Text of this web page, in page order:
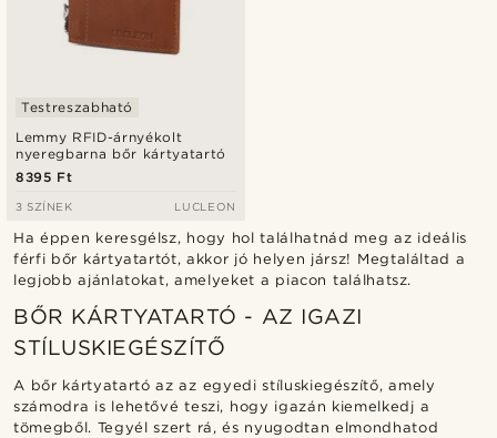
Lemmy RFID-árnyékolt
nyeregbarna bőr kártyatartó
Testreszabható
8395 Ft
3 SZÍNEK LUCLEON
Ha éppen keresgélsz, hogy hol találhatnád meg az ideális
férfi bőr kártyatartót, akkor jó helyen jársz! Megtaláltad a
legjobb ajánlatokat, amelyeket a piacon találhatsz.
BŐR KÁRTYATARTÓ - AZ IGAZI
STÍLUSKIEGÉSZÍTŐ
A bőr kártyatartó az az egyedi stíluskiegészítő, amely
számodra is lehetővé teszi, hogy igazán kiemelkedj a
tömegből. Tegyél szert rá, és nyugodtan elmondhatod